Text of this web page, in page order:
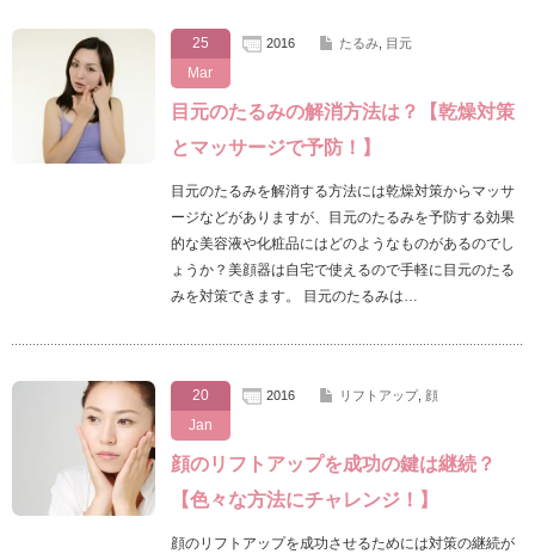
25
Mar
2016 たるみ, 目元
目元のたるみの解消方法は？【乾燥対策
とマッサージで予防！】
目元のたるみを解消する方法には乾燥対策からマッサ
ージなどがありますが、目元のたるみを予防する効果
的な美容液や化粧品にはどのようなものがあるのでし
ょうか？美顔器は自宅で使えるので手軽に目元のたる
みを対策できます。 目元のたるみは…
20
Jan
2016 リフトアップ, 顔
顔のリフトアップを成功の鍵は継続？
【色々な方法にチャレンジ！】
顔のリフトアップを成功させるためには対策の継続が